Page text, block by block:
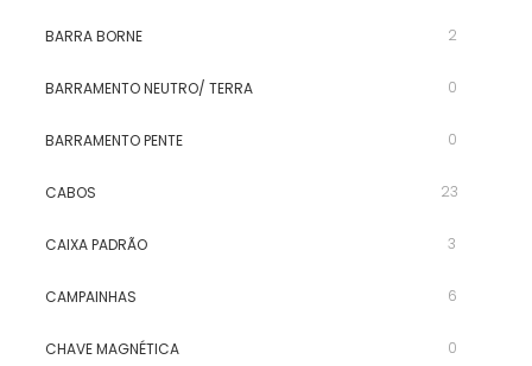
BARRA BORNE 2
BARRAMENTO NEUTRO/ TERRA 0
BARRAMENTO PENTE 0
CABOS 23
CAIXA PADRÃO 3
CAMPAINHAS 6
CHAVE MAGNÉTICA 0